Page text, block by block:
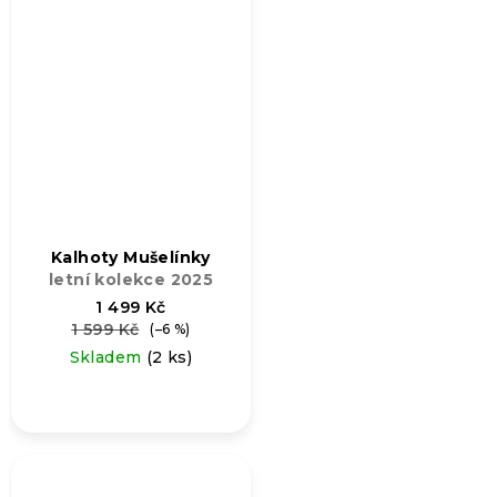
Kalhoty Mušelínky
letní kolekce 2025
1 499 Kč
1 599 Kč
(–6 %)
Skladem (2 ks)